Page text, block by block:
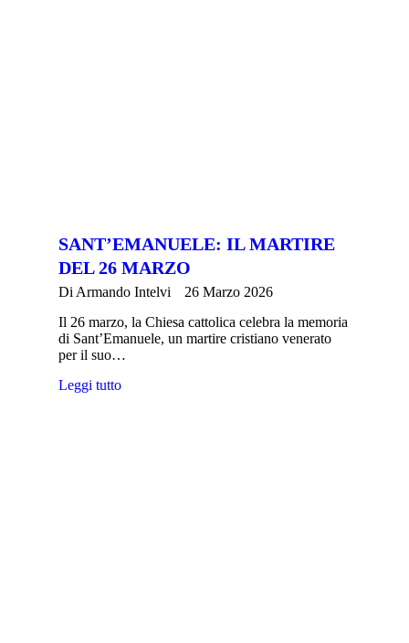
SANT’EMANUELE: IL MARTIRE
DEL 26 MARZO
Di Armando Intelvi
26 Marzo 2026
Il 26 marzo, la Chiesa cattolica celebra la memoria
di Sant’Emanuele, un martire cristiano venerato
per il suo…
Leggi tutto